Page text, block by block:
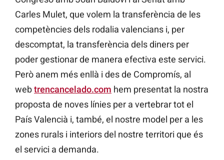
Carles Mulet, que volem la transferència de les
competències dels rodalia valencians i, per
descomptat, la transferència dels diners per
poder gestionar de manera efectiva este servici.
Però anem més enllà i des de Compromís, al
webtrencancelado.com hem presentat la nostra
proposta de noves línies per a vertebrar tot el
País Valencià i, també, el nostre model per a les
zones rurals i interiors del nostre territori que és
el servici a demanda.